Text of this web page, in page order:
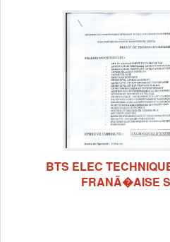
BTS ELEC
FRANÃ�AISE